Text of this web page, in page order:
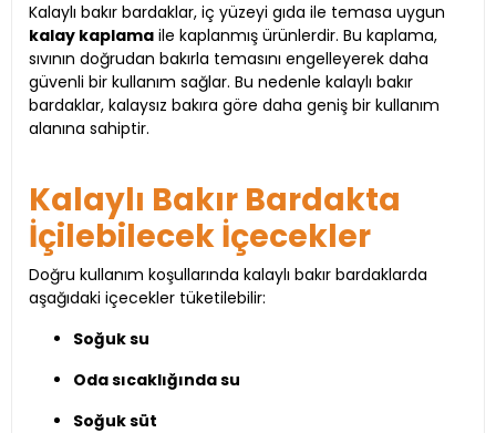
Kalaylı bakır bardaklar, iç yüzeyi gıda ile temasa uygun
kalay kaplama ile kaplanmış ürünlerdir. Bu kaplama,
sıvının doğrudan bakırla temasını engelleyerek daha
güvenli bir kullanım sağlar. Bu nedenle kalaylı bakır
bardaklar, kalaysız bakıra göre daha geniş bir kullanım
alanına sahiptir.
Kalaylı Bakır Bardakta
İçilebilecek İçecekler
Doğru kullanım koşullarında kalaylı bakır bardaklarda
aşağıdaki içecekler tüketilebilir:
Soğuk su
Oda sıcaklığında su
Soğuk süt